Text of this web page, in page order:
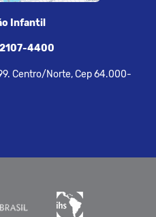
Infantil
4400
Centro/Norte, Cep 64.000-